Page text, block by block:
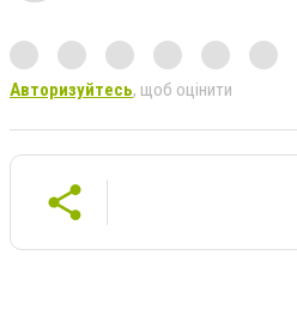
Авторизуйтесь, щоб оцінити